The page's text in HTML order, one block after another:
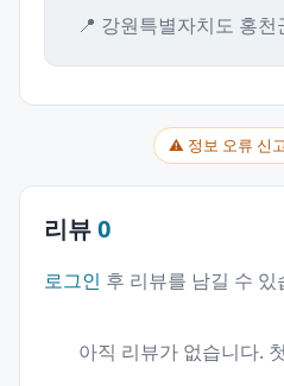
📍 강원특별자치도 홍
⚠ 정보 오류 신
리뷰0
로그인 후 리뷰를 남길 수 있
아직 리뷰가 없습니다.